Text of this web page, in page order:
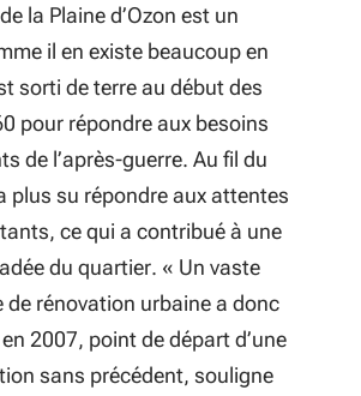
la Plaine d’Ozon est un
il en existe beaucoup en
sorti de terre au début des
pour répondre aux besoins
de l’après-guerre. Au fil du
plus su répondre aux attentes
ce qui a contribué à une
du quartier. « Un vaste
de rénovation urbaine a donc
2007, point de départ d’une
sans précédent, souligne